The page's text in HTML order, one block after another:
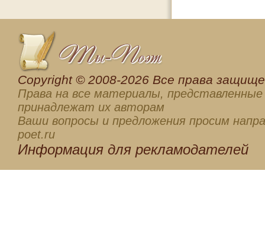
Сopyright © 2008-2026 Все права
Права на все материалы, представленные
принадлежат их авторам
Ваши вопросы и предложения просим
poet.ru
Информация для рекламодателей